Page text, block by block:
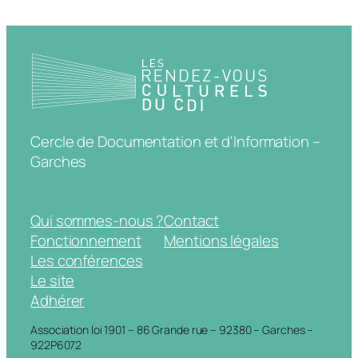
Cercle de Documentation et d'Information –
Garches
Qui sommes-nous ?
Fonctionnement
Les conférences
Le site
Adhérer
Contact
Mentions légales
Association loi 1901 – 86 Grande rue – 92380 – Garches –
922P6072